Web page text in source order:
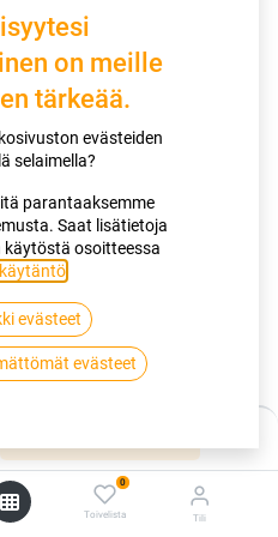
0
Toivelista Tili
COMMERCIO VX1
SAILUN
on meille
tärkeää.
evästeiden
selaimella?
parantaaksemme
Saat lisätietoja
käytöstä osoitteessa
evästeet
evästeet